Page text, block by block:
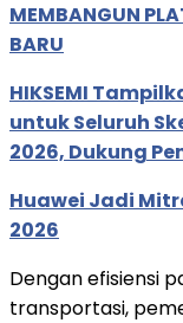
MEMBANGUN
BARU
HIKSEMI
untuk Seluruh
2026, Dukung
Huawei Jadi
2026
Dengan efisiensi
transportasi,